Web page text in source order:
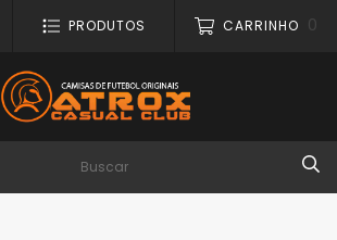
PRODUTOS CARRINHO 0